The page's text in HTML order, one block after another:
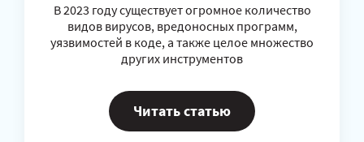
В 2023 году существует огромное количество
видов вирусов, вредоносных программ,
уязвимостей в коде, а также целое множество
других инструментов
Читать статью